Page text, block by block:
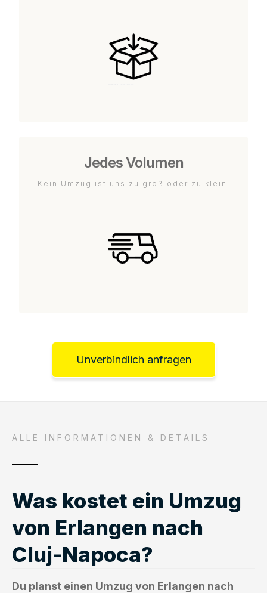
Jedes Volumen
Kein Umzug ist uns zu groß oder zu klein.
Unverbindlich anfragen
ALLE INFORMATIONEN & DETAILS
Was kostet ein Umzug
von Erlangen nach
Cluj-Napoca?
Du planst einen Umzug von Erlangen nach